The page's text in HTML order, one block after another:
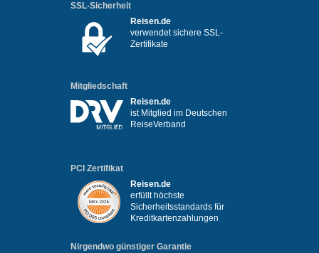
SSL-Sicherheit
Reisen.de
verwendet sichere SSL-
Zertifikate
Mitgliedschaft
Reisen.de
ist Mitglied im Deutschen
ReiseVerband
PCI Zertifikat
Reisen.de
erfüllt höchste
Sicherheitsstandards für
Kreditkartenzahlungen
Nirgendwo günstiger Garantie